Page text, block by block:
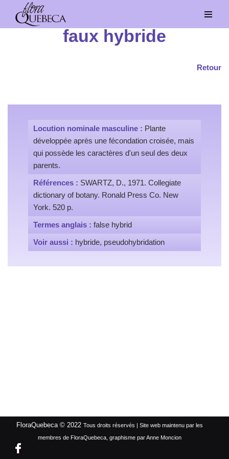
Aller
faux hybride
Retour
Locution nominale masculine : Plante
développée après une fécondation croisée, mais
qui possède les caractères d'un seul des deux
parents.
Références : SWARTZ, D., 1971. Collegiate
dictionary of botany. Ronald Press Co. New
York. 520 p.
Termes anglais : false hybrid
Voir aussi : hybride, pseudohybridation
FloraQuebeca © 2022 Tous droits réservés | Site web maintenu par les
membres de FloraQuebeca, graphisme par Anne Moncion